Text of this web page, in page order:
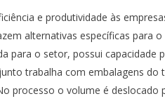
e produtividade às
alternativas específicas para
para o setor, possui capacidade
trabalha com embalagens do
processo o volume é deslocado